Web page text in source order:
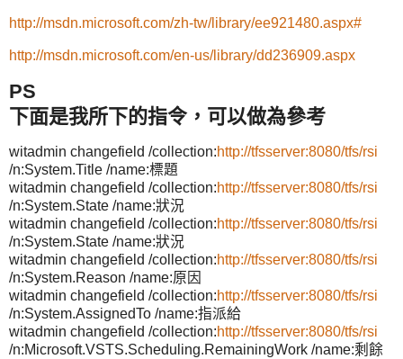
http://msdn.microsoft.com/zh-tw/library/ee921480.aspx#
http://msdn.microsoft.com/en-us/library/dd236909.aspx
PS
下面是我所下的指令，可以做為參考
witadmin changefield /collection:http://tfsserver:8080/tfs/rsi
/n:System.Title /name:標題
witadmin changefield /collection:http://tfsserver:8080/tfs/rsi
/n:System.State /name:狀況
witadmin changefield /collection:http://tfsserver:8080/tfs/rsi
/n:System.State /name:狀況
witadmin changefield /collection:http://tfsserver:8080/tfs/rsi
/n:System.Reason /name:原因
witadmin changefield /collection:http://tfsserver:8080/tfs/rsi
/n:System.AssignedTo /name:指派給
witadmin changefield /collection:http://tfsserver:8080/tfs/rsi
/n:Microsoft.VSTS.Scheduling.RemainingWork /name:剩餘